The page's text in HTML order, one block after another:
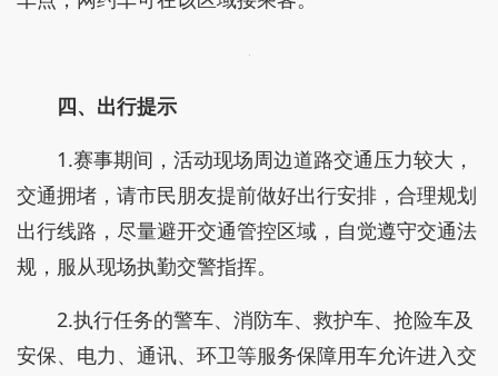
四、出行提示
1.赛事期间，活动现场周边道路交通压力较大，
交通拥堵，请市民朋友提前做好出行安排，合理规划
出行线路，尽量避开交通管控区域，自觉遵守交通法
规，服从现场执勤交警指挥。
2.执行任务的警车、消防车、救护车、抢险车及
安保、电力、通讯、环卫等服务保障用车允许进入交